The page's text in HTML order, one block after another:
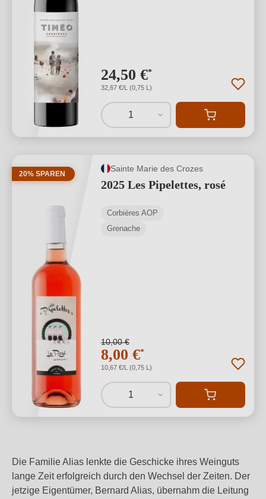
24,50 €*
32,67 €/L (0,75 L)
1
20% SPAREN
Sainte Marie des Crozes
2025 Les Pipelettes, rosé
Corbières AOP
Grenache
10,00 €
8,00 €*
10,67 €/L (0,75 L)
1
Die Familie Alias lenkte die Geschicke ihres Weinguts
lange Zeit erfolgreich durch den Wechsel der Zeiten. Der
jetzige Eigentümer, Bernard Alias, übernahm die Leitung